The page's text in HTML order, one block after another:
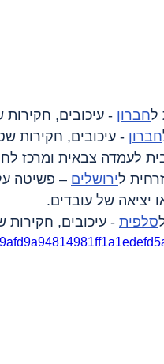
לחברון - עיכובים,
חברון - עיכובים, חקירות
לעמדה צבאית ומרכז
לירושלים – פשיטה
יציאה של עובדים.
סלפית - עיכובים,